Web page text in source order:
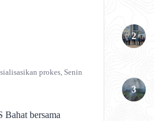
prokes, Senin
bersama